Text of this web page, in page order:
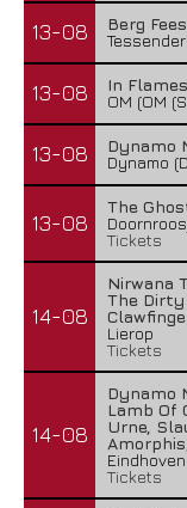
13-08
Berg
13-08
In
OM (OM
13-08
Dynamo
Dynamo
13-08
The
Tickets
14-08
Nirwana
The Dirty
Lierop
Tickets
14-08
Dynamo
Lamb Of
Urne,
Eindhoven
Tickets